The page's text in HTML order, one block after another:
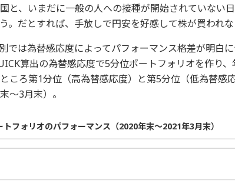
と、いまだに一般の人への接種が開始されていない
。だとすれば、手放しで円安を好感して株が買われな
では為替感応度によってパフォーマンス格差が明白
算出の為替感応度で5分位ポートフォリオを作り
ころ第1分位（高為替感応度）と第5分位（低為替感
～3月末）。
フォリオのパフォーマンス（2020年末～2021年3月末）